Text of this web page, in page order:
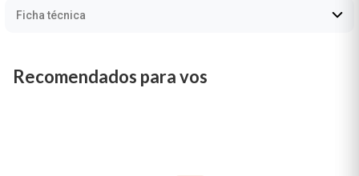
Ficha técnica
Recomendados para vos